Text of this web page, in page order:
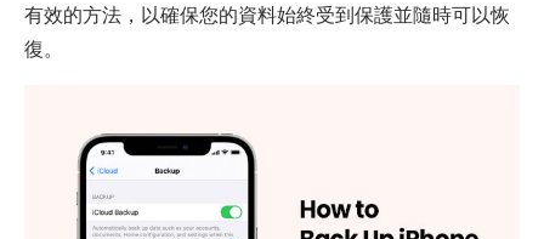
有效的方法，以確保您的資料始終受到保護並隨時可以恢
復。